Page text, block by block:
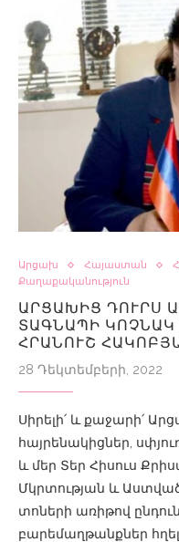
Արցախ Հայաստան
Քաղաքականություն
ԱՐՑԱԽԻՑ ԴՈՒՐՍ
ՏԱԳՆԱՊԻ ԿՈՉՆԱԿ
ՀՐԱՆՈՒՇ
28 Դեկտեմբերի, 2022
Սիրելի՛ և քաջարի՛
հայրենակիցներ,
և մեր Տեր Հիսուս
Մկրտության և
տոների առիթով
բարեմաղթանքներ հղել